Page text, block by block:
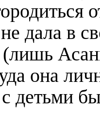
дала в
(лишь
она
детьми